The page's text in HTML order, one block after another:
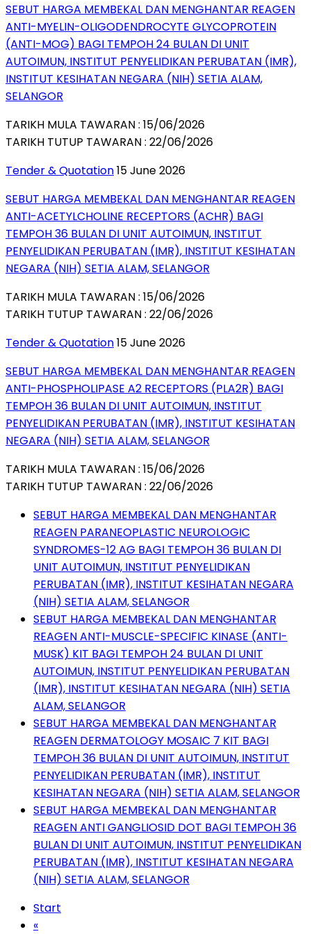
SEBUT HARGA MEMBEKAL DAN MENGHANTAR REAGEN
ANTI-MYELIN-OLIGODENDROCYTE GLYCOPROTEIN
(ANTI-MOG) BAGI TEMPOH 24 BULAN DI UNIT
AUTOIMUN, INSTITUT PENYELIDIKAN PERUBATAN (IMR),
INSTITUT KESIHATAN NEGARA (NIH) SETIA ALAM,
SELANGOR
TARIKH MULA TAWARAN : 15/06/2026
TARIKH TUTUP TAWARAN : 22/06/2026
Tender & Quotation15 June 2026
SEBUT HARGA MEMBEKAL DAN MENGHANTAR REAGEN
ANTI-ACETYLCHOLINE RECEPTORS (ACHR) BAGI
TEMPOH 36 BULAN DI UNIT AUTOIMUN, INSTITUT
PENYELIDIKAN PERUBATAN (IMR), INSTITUT KESIHATAN
NEGARA (NIH) SETIA ALAM, SELANGOR
TARIKH MULA TAWARAN : 15/06/2026
TARIKH TUTUP TAWARAN : 22/06/2026
Tender & Quotation15 June 2026
SEBUT HARGA MEMBEKAL DAN MENGHANTAR REAGEN
ANTI-PHOSPHOLIPASE A2 RECEPTORS (PLA2R) BAGI
TEMPOH 36 BULAN DI UNIT AUTOIMUN, INSTITUT
PENYELIDIKAN PERUBATAN (IMR), INSTITUT KESIHATAN
NEGARA (NIH) SETIA ALAM, SELANGOR
TARIKH MULA TAWARAN : 15/06/2026
TARIKH TUTUP TAWARAN : 22/06/2026
SEBUT HARGA MEMBEKAL DAN MENGHANTAR
REAGEN PARANEOPLASTIC NEUROLOGIC
SYNDROMES-12 AG BAGI TEMPOH 36 BULAN DI
UNIT AUTOIMUN, INSTITUT PENYELIDIKAN
PERUBATAN (IMR), INSTITUT KESIHATAN NEGARA
(NIH) SETIA ALAM, SELANGOR
SEBUT HARGA MEMBEKAL DAN MENGHANTAR
REAGEN ANTI-MUSCLE-SPECIFIC KINASE (ANTI-
MUSK) KIT BAGI TEMPOH 24 BULAN DI UNIT
AUTOIMUN, INSTITUT PENYELIDIKAN PERUBATAN
(IMR), INSTITUT KESIHATAN NEGARA (NIH) SETIA
ALAM, SELANGOR
SEBUT HARGA MEMBEKAL DAN MENGHANTAR
REAGEN DERMATOLOGY MOSAIC 7 KIT BAGI
TEMPOH 36 BULAN DI UNIT AUTOIMUN, INSTITUT
PENYELIDIKAN PERUBATAN (IMR), INSTITUT
KESIHATAN NEGARA (NIH) SETIA ALAM, SELANGOR
SEBUT HARGA MEMBEKAL DAN MENGHANTAR
REAGEN ANTI GANGLIOSID DOT BAGI TEMPOH 36
BULAN DI UNIT AUTOIMUN, INSTITUT PENYELIDIKAN
PERUBATAN (IMR), INSTITUT KESIHATAN NEGARA
(NIH) SETIA ALAM, SELANGOR
Start
«